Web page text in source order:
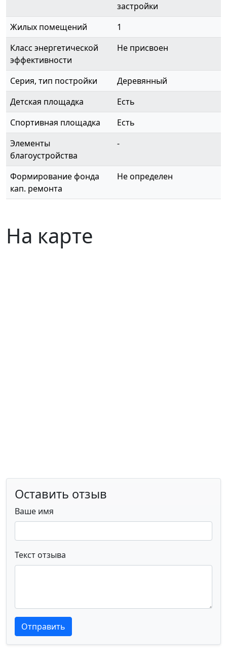
застройки
Жилых помещений
1
Класс энергетической
эффективности
Не присвоен
Серия, тип постройки
Деревянный
Детская площадка
Есть
Спортивная площадка
Есть
Элементы
благоустройства
-
Формирование фонда
кап. ремонта
Не определен
На карте
Оставить отзыв
Ваше имя
Текст отзыва
Текст отзыва
Текст отзыва
Отправить